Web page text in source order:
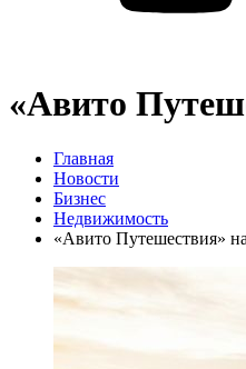
«Авито
Главная
Новости
Бизнес
Недвижимость
«Авито Путешествия»